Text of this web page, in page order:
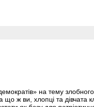
на тему
що ж ви, хлопці та